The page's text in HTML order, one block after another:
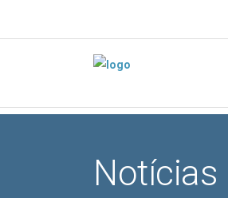
Notícias